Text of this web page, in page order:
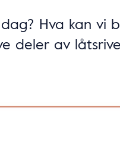
Hva kan vi
deler av